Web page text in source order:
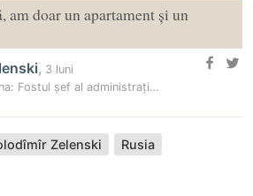
am doar un apartament și un
, 3 luni
Scandal în Ucraina: Fostul șef al administrației lui Zelenski, acuzat…
Zelenski Rusia